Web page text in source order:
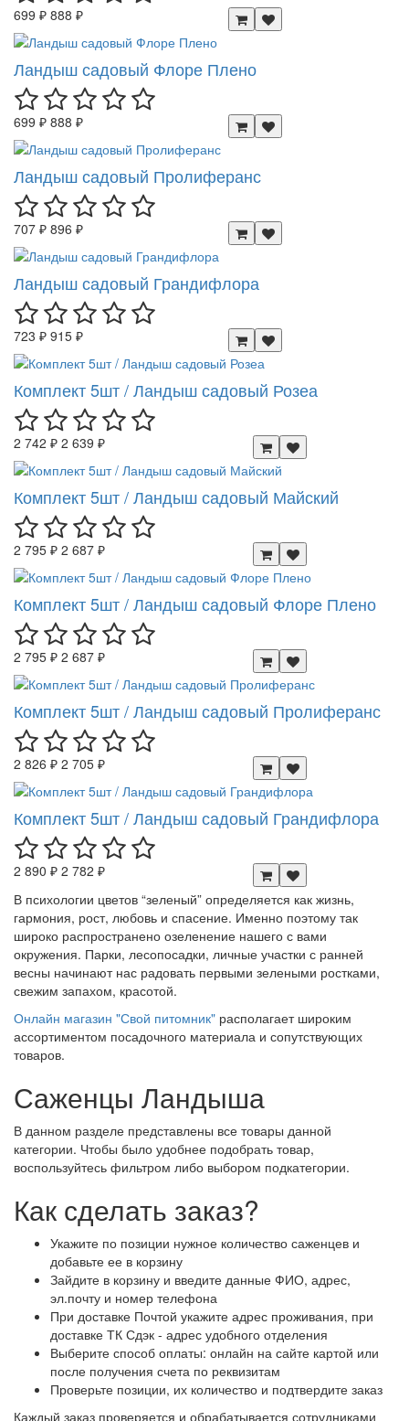
699 ₽ 888 ₽
Ландыш садовый Флоре Плено
699 ₽ 888 ₽
Ландыш садовый Пролиферанс
707 ₽ 896 ₽
Ландыш садовый Грандифлора
723 ₽ 915 ₽
Комплект 5шт / Ландыш садовый Розеа
2 742 ₽ 2 639 ₽
Комплект 5шт / Ландыш садовый Майский
2 795 ₽ 2 687 ₽
Комплект 5шт / Ландыш садовый Флоре Плено
2 795 ₽ 2 687 ₽
Комплект 5шт / Ландыш садовый Пролиферанс
2 826 ₽ 2 705 ₽
Комплект 5шт / Ландыш садовый Грандифлора
2 890 ₽ 2 782 ₽
В психологии цветов “зеленый” определяется как жизнь,
гармония, рост, любовь и спасение. Именно поэтому так
широко распространено озеленение нашего с вами
окружения. Парки, лесопосадки, личные участки с ранней
весны начинают нас радовать первыми зелеными ростками,
свежим запахом, красотой.
Онлайн магазин "Свой питомник" располагает широким
ассортиментом посадочного материала и сопутствующих
товаров.
Саженцы Ландыша
В данном разделе представлены все товары данной
категории. Чтобы было удобнее подобрать товар,
воспользуйтесь фильтром либо выбором подкатегории.
Как сделать заказ?
Укажите по позиции нужное количество саженцев и
добавьте ее в корзину
Зайдите в корзину и введите данные ФИО, адрес,
эл.почту и номер телефона
При доставке Почтой укажите адрес проживания, при
доставке ТК Сдэк - адрес удобного отделения
Выберите способ оплаты: онлайн на сайте картой или
после получения счета по реквизитам
Проверьте позиции, их количество и подтвердите заказ
Каждый заказ проверяется и обрабатывается сотрудниками